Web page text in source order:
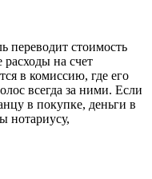
переводит стоимость
на счет
в комиссию, где его
всегда за ними. Если
в покупке, деньги в
нотариусу,